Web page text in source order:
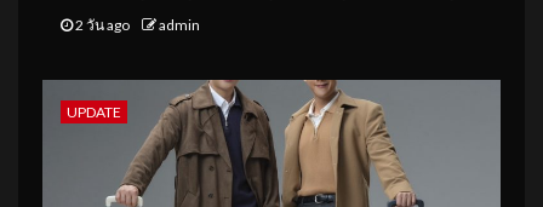
2 วัน ago admin
UPDATE